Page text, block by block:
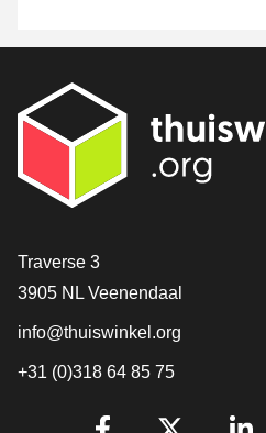
[_General:Contact]
Traverse 3
3905 NL Veenendaal
info@thuiswinkel.org
+31 (0)318 64 85 75
[_General:SocialMediaTitle]